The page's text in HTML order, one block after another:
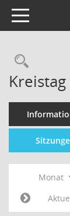
Toggle
Monat